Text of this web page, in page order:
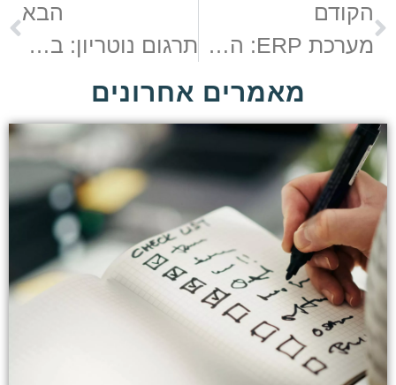
הקודם
מערכת ERP: הפתרון לניהול שוטף של ארגוני דיור מוגן
הבא
תרגום נוטריון: באילו מקרים צריך אותו?
מאמרים אחרונים